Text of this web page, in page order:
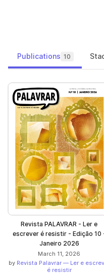
Publications 10
Revista PALAVRAR - Ler e
escrever é resistir - Edição 10
Janeiro 2026
March 11, 2026
by Revista Palavrar — Ler e
é resistir